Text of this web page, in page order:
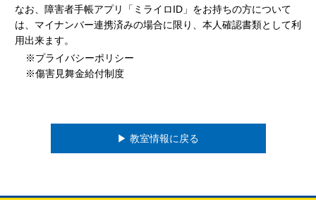
なお、障害者手帳アプリ「ミライロID」をお持ちの方について
は、マイナンバー連携済みの場合に限り、本人確認書類として利
用出来ます。
※プライバシーポリシー
※傷害見舞金給付制度
▶︎ 教室情報に戻る